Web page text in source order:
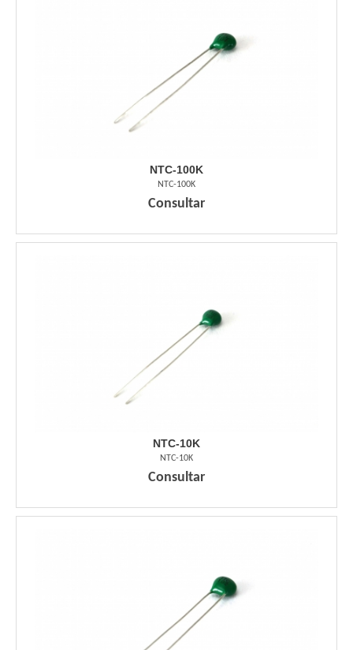
NTC-100K
NTC-100K
Consultar
NTC-10K
NTC-10K
Consultar